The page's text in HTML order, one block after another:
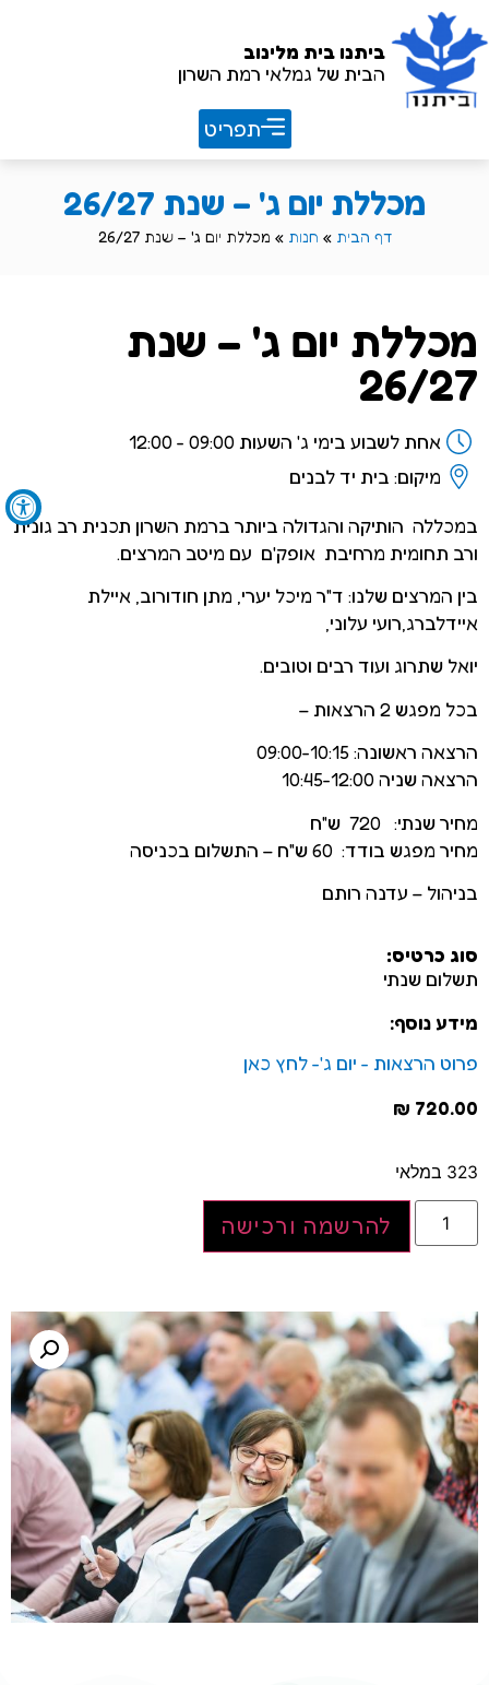
ביתנו בית מלינוב
הבית של גמלאי רמת השרון
מכללת יום ג' – שנת 26/27
דף הבית » חנות » מכללת יום ג' – שנת 26/27
מכללת יום ג' – שנת
26/27
אחת לשבוע בימי ג' השעות 09:00 - 12:00
מיקום: בית יד לבנים
במכללה הותיקה והגדולה ביותר ברמת השרון תכנית רב גונית
ורב תחומית מרחיבת אופק'ם עם מיטב המרצים.
בין המרצים שלנו: ד"ר מיכל יערי, מתן חודורוב, איילת
איידלברג,רועי עלוני,
יואל שתרוג ועוד רבים וטובים.
בכל מפגש 2 הרצאות –
הרצאה ראשונה: 09:00-10:15
הרצאה שניה 10:45-12:00
מחיר שנתי: 720 ש"ח
מחיר מפגש בודד: 60 ש"ח – התשלום בכניסה
בניהול – עדנה רותם
סוג כרטיס:
תשלום שנתי
מידע נוסף:
פרוט הרצאות - יום ג'- לחץ כאן
₪ 720.00
323 במלאי
להרשמה ורכישה